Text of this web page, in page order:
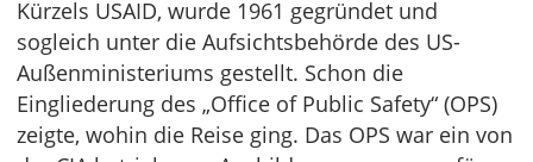
Kürzels USAID, wurde 1961 gegründet und
sogleich unter die Aufsichtsbehörde des US-
Außenministeriums gestellt. Schon die
Eingliederung des „Office of Public Safety“ (OPS)
zeigte, wohin die Reise ging. Das OPS war ein von